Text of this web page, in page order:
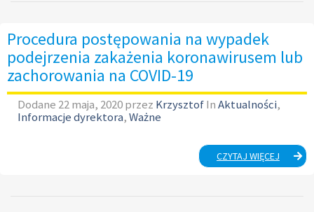
Procedura postępowania na wypadek
podejrzenia zakażenia koronawirusem lub
zachorowania na COVID-19
Dodane 22 maja, 2020przez KrzysztofInAktualności,
Informacje dyrektora,Ważne
CZYTAJ WIĘCEJ